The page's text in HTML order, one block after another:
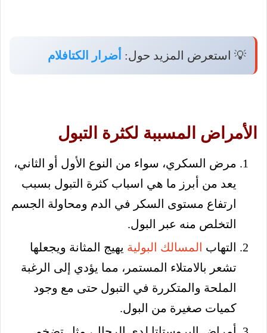
💡 استعرض المزيد حول: أضرار الكتافلام
الأمراض المسببة لكثرة التبول
مرض السكري، سواء من النوع الأول أو الثاني،
يعد من أبرز ما هي اسباب كثرة التبول بسبب
ارتفاع مستوى السكر في الدم ومحاولة الجسم
التخلص منه عبر البول.
التهاب المسالك البولية يهيج المثانة ويجعلها
تشعر بالامتلاء المستمر، مما يؤدي إلى الرغبة
الملحة والمتكررة في التبول حتى مع وجود
كميات صغيرة من البول.